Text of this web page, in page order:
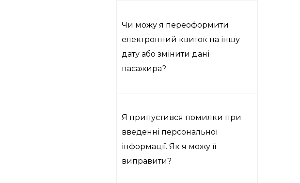
Чи можу я переоформити
електронний квиток на іншу
дату або змінити дані
пасажира?
Я припустився помилки при
введенні персональної
інформації. Як я можу її
виправити?